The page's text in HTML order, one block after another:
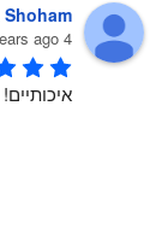
Shoham
4 years ago
איכותיים!